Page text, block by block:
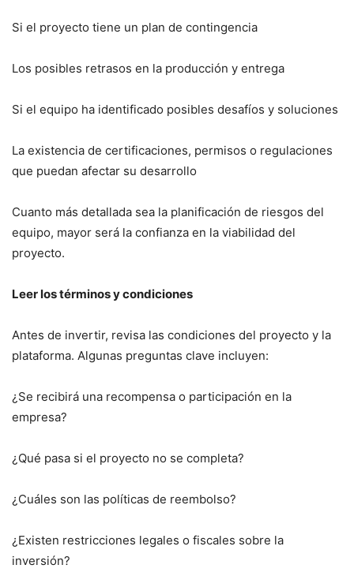
Si el proyecto tiene un plan de contingencia
Los posibles retrasos en la producción y entrega
Si el equipo ha identificado posibles desafíos y soluciones
La existencia de certificaciones, permisos o regulaciones
que puedan afectar su desarrollo
Cuanto más detallada sea la planificación de riesgos del
equipo, mayor será la confianza en la viabilidad del
proyecto.
Leer los términos y condiciones
Antes de invertir, revisa las condiciones del proyecto y la
plataforma. Algunas preguntas clave incluyen:
¿Se recibirá una recompensa o participación en la
empresa?
¿Qué pasa si el proyecto no se completa?
¿Cuáles son las políticas de reembolso?
¿Existen restricciones legales o fiscales sobre la
inversión?